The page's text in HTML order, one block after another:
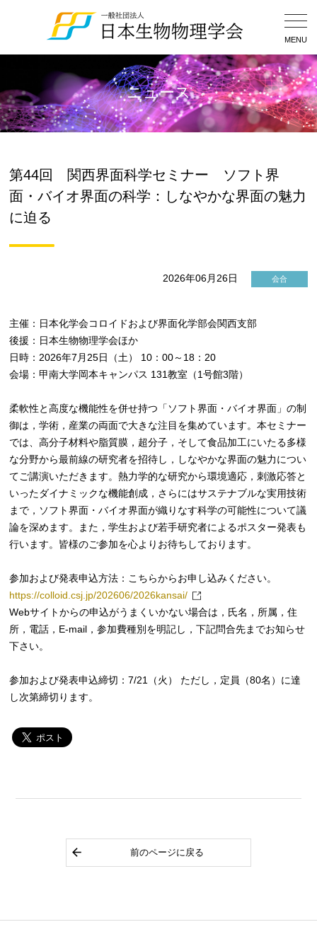
MENU
ニュース
第44回 関西界面科学セミナー ソフト界
面・バイオ界面の科学：しなやかな界面の魅力
に迫る
2026年06月26日 会合
主催：日本化学会コロイドおよび界面化学部会関西支部
後援：日本生物物理学会ほか
日時：2026年7月25日（土） 10：00～18：20
会場：甲南大学岡本キャンパス 131教室（1号館3階）
柔軟性と高度な機能性を併せ持つ「ソフト界面・バイオ界面」の制
御は，学術，産業の両面で大きな注目を集めています。本セミナー
では、高分子材料や脂質膜，超分子，そして食品加工にいたる多様
な分野から最前線の研究者を招待し，しなやかな界面の魅力につい
てご講演いただきます。熱力学的な研究から環境適応，刺激応答と
いったダイナミックな機能創成，さらにはサステナブルな実用技術
まで，ソフト界面・バイオ界面が織りなす科学の可能性について議
論を深めます。また，学生および若手研究者によるポスター発表も
行います。皆様のご参加を心よりお待ちしております。
参加および発表申込方法：こちらからお申し込みください。
https://colloid.csj.jp/202606/2026kansai/
Webサイトからの申込がうまくいかない場合は，氏名，所属，住
所，電話，E-mail，参加費種別を明記し，下記問合先までお知らせ
下さい。
参加および発表申込締切：7/21（火） ただし，定員（80名）に達
し次第締切ります。
前のページに戻る